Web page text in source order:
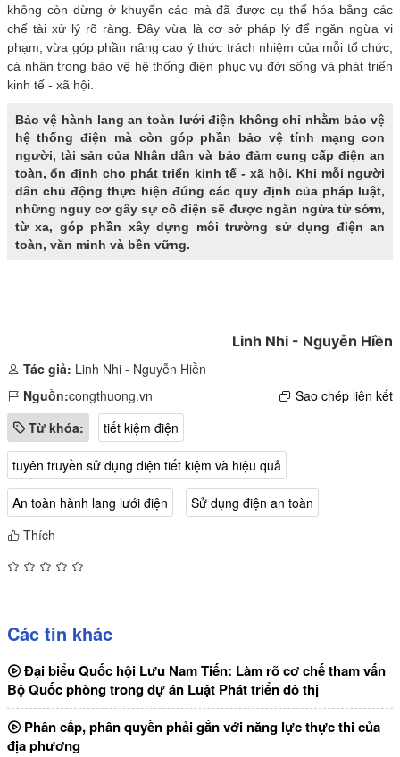
không còn dừng ở khuyến cáo mà đã được cụ thể hóa bằng các
chế tài xử lý rõ ràng. Đây vừa là cơ sở pháp lý để ngăn ngừa vi
phạm, vừa góp phần nâng cao ý thức trách nhiệm của mỗi tổ chức,
cá nhân trong bảo vệ hệ thống điện phục vụ đời sống và phát triển
kinh tế - xã hội.
Bảo vệ hành lang an toàn lưới điện không chỉ nhằm bảo vệ
hệ thống điện mà còn góp phần bảo vệ tính mạng con
người, tài sản của Nhân dân và bảo đảm cung cấp điện an
toàn, ổn định cho phát triển kinh tế - xã hội. Khi mỗi người
dân chủ động thực hiện đúng các quy định của pháp luật,
những nguy cơ gây sự cố điện sẽ được ngăn ngừa từ sớm,
từ xa, góp phần xây dựng môi trường sử dụng điện an
toàn, văn minh và bền vững.
Linh Nhi - Nguyễn Hiền
Tác giả: Linh Nhi - Nguyễn Hiền
Nguồn:congthuong.vn
Sao chép liên kết
Từ khóa:
tiết kiệm điện
tuyên truyền sử dụng điện tiết kiệm và hiệu quả
An toàn hành lang lưới điện
Sử dụng điện an toàn
Thích
Các tin khác
Đại biểu Quốc hội Lưu Nam Tiến: Làm rõ cơ chế tham vấn
Bộ Quốc phòng trong dự án Luật Phát triển đô thị
Phân cấp, phân quyền phải gắn với năng lực thực thi của
địa phương